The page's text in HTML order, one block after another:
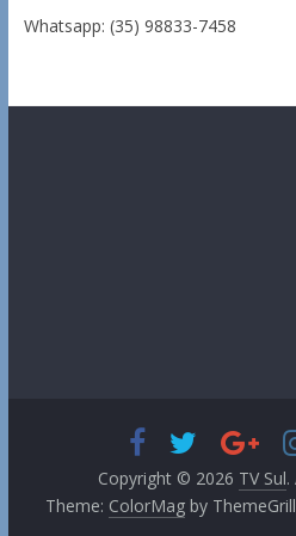
Whatsapp: (35) 98833-7458
Copyright © 2026 TV Sul.
Theme: ColorMagby